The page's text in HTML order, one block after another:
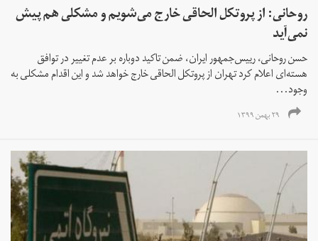
روحانی: از پروتکل الحاقی خارج می‌شویم و مشکلی هم پیش
نمی‌آید
حسن روحانی، رییس‌جمهور ایران، ضمن تاکید دوباره بر عدم تغییر در توافق
هسته‌ای اعلام کرد تهران از پروتکل الحاقی خارج خواهد شد و این اقدام مشکلی به
وجود...
۲۹ بهمن ۱۳۹۹